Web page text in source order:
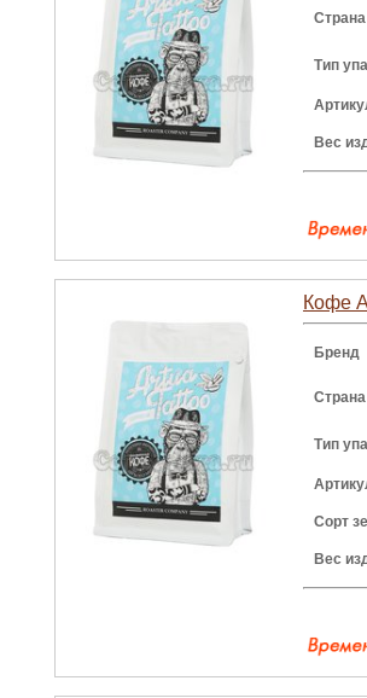
Тип
Вес
Кофе
Бренд
Тип
Сорт
Вес